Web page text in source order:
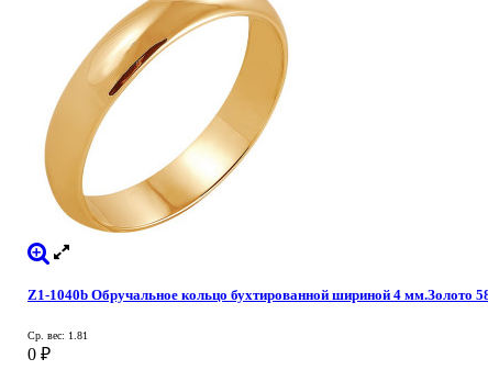
Z1-1040b Обручальное кольцо бухтированной шириной 4 мм.Золото
Ср. вес: 1.81
0 ₽